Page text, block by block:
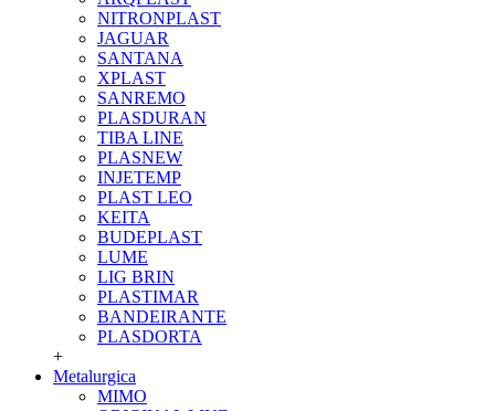
NITRONPLAST
JAGUAR
SANTANA
XPLAST
SANREMO
PLASDURAN
TIBA LINE
PLASNEW
INJETEMP
PLAST LEO
KEITA
BUDEPLAST
LUME
LIG BRIN
PLASTIMAR
BANDEIRANTE
PLASDORTA
+
Metalurgica
MIMO